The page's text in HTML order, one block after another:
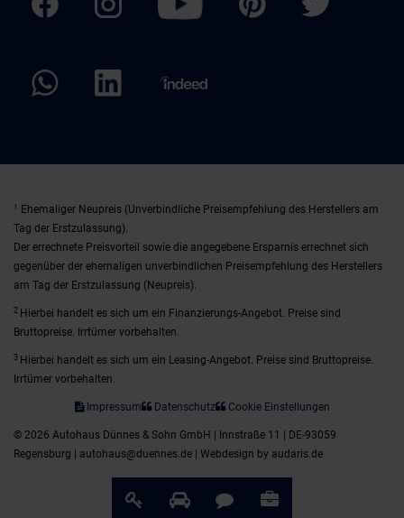
1
Ehemaliger Neupreis (Unverbindliche Preisempfehlung des Herstellers am
Tag der Erstzulassung).
Der errechnete Preisvorteil sowie die angegebene Ersparnis errechnet sich
gegenüber der ehemaligen unverbindlichen Preisempfehlung des Herstellers
am Tag der Erstzulassung (Neupreis).
2 Hierbei handelt es sich um ein Finanzierungs-Angebot. Preise sind
Bruttopreise. Irrtümer vorbehalten.
3 Hierbei handelt es sich um ein Leasing-Angebot. Preise sind Bruttopreise.
Irrtümer vorbehalten.
Impressum Datenschutz Cookie Einstellungen
© 2026 Autohaus Dünnes & Sohn GmbH | Innstraße 11 | DE-93059
Regensburg | autohaus@duennes.de | Webdesign by audaris.de